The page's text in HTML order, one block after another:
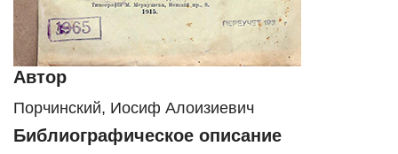
Автор
Порчинский, Иосиф Алоизиевич
Библиографическое описание